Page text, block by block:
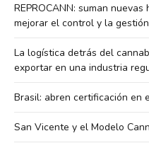
REPROCANN: suman
mejorar el control y la
La logística detrás del
exportar en una industria
Brasil: abren certificación en
San Vicente y el Modelo